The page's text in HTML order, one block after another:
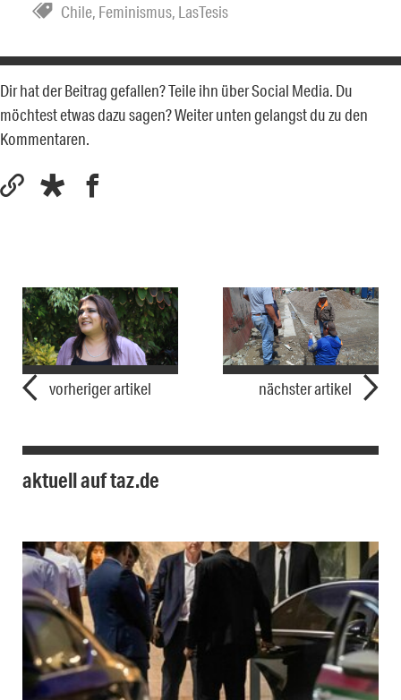
Chile, Feminismus, LasTesis
Dir hat der Beitrag gefallen? Teile ihn über Social Media. Du
möchtest etwas dazu sagen? Weiter unten gelangst du zu den
Kommentaren.
vorheriger artikel nächster artikel
aktuell auf taz.de